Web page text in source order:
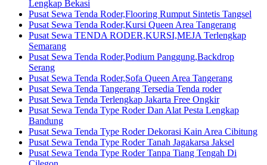
Lengkap Bekasi
Pusat Sewa Tenda Roder,Flooring Rumput Sintetis Tangsel
Pusat Sewa Tenda Roder,Kursi Queen Area Tangerang
Pusat Sewa TENDA RODER,KURSI,MEJA Terlengkap
Semarang
Pusat Sewa Tenda Roder,Podium Panggung,Backdrop
Serang
Pusat Sewa Tenda Roder,Sofa Queen Area Tangerang
Pusat Sewa Tenda Tangerang Tersedia Tenda roder
Pusat Sewa Tenda Terlengkap Jakarta Free Ongkir
Pusat Sewa Tenda Type Roder Dan Alat Pesta Lengkap
Bandung
Pusat Sewa Tenda Type Roder Dekorasi Kain Area Cibitung
Pusat Sewa Tenda Type Roder Tanah Jagakarsa Jaksel
Pusat Sewa Tenda Type Roder Tanpa Tiang Tengah Di